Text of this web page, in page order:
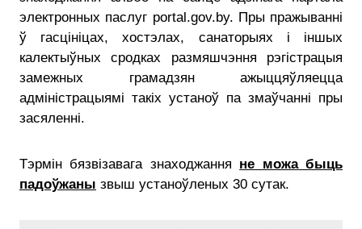
электронных паслуг portal.gov.by. Пры пражыванні
ў гасцініцах, хостэлах, санаторыях і іншых
калектыўных сродках размяшчэння рэгістрацыя
замежных грамадзян ажыццяўляецца
адміністрацыямі такіх устаноў па змаўчанні пры
засяленні.
Тэрмін бязвізавага знаходжання не можа быць
падоўжаны звыш устаноўленых 30 сутак.